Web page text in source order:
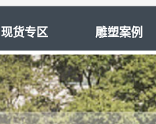
现货专区 雕塑案例